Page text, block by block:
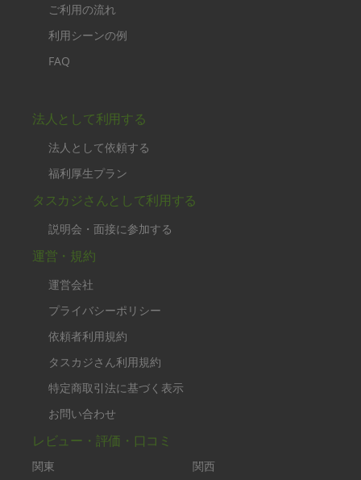
ご利用の流れ
利用シーンの例
FAQ
法人として利用する
法人として依頼する
福利厚生プラン
タスカジさんとして利用する
説明会・面接に参加する
運営・規約
運営会社
プライバシーポリシー
依頼者利用規約
タスカジさん利用規約
特定商取引法に基づく表示
お問い合わせ
レビュー・評価・口コミ
関東
関西